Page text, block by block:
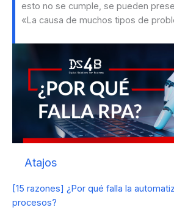
esto no se cumple, se pueden
«La causa de muchos tipos de
Atajos
[15 razones] ¿Por qué falla la
procesos?